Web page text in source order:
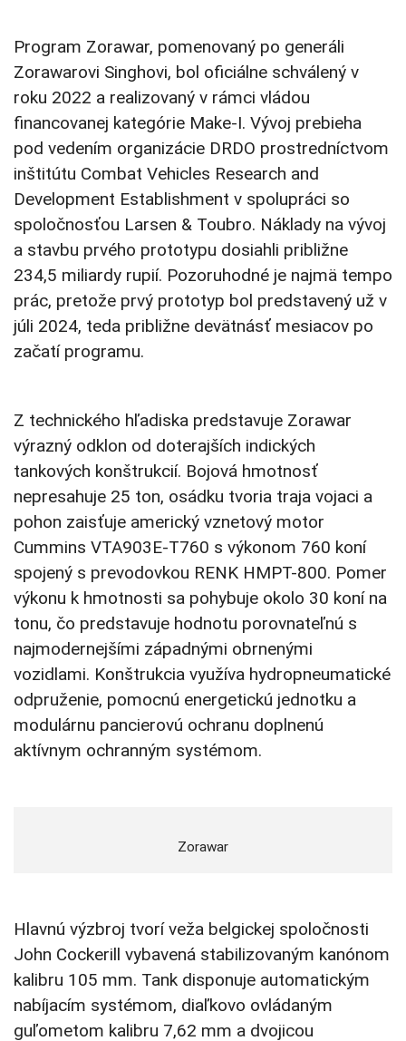
Program Zorawar, pomenovaný po generáli
Zorawarovi Singhovi, bol oficiálne schválený v
roku 2022 a realizovaný v rámci vládou
financovanej kategórie Make-I. Vývoj prebieha
pod vedením organizácie DRDO prostredníctvom
inštitútu Combat Vehicles Research and
Development Establishment v spolupráci so
spoločnosťou Larsen & Toubro. Náklady na vývoj
a stavbu prvého prototypu dosiahli približne
234,5 miliardy rupií. Pozoruhodné je najmä tempo
prác, pretože prvý prototyp bol predstavený už v
júli 2024, teda približne devätnásť mesiacov po
začatí programu.
Z technického hľadiska predstavuje Zorawar
výrazný odklon od doterajších indických
tankových konštrukcií. Bojová hmotnosť
nepresahuje 25 ton, osádku tvoria traja vojaci a
pohon zaisťuje americký vznetový motor
Cummins VTA903E-T760 s výkonom 760 koní
spojený s prevodovkou RENK HMPT-800. Pomer
výkonu k hmotnosti sa pohybuje okolo 30 koní na
tonu, čo predstavuje hodnotu porovnateľnú s
najmodernejšími západnými obrnenými
vozidlami. Konštrukcia využíva hydropneumatické
odpruženie, pomocnú energetickú jednotku a
modulárnu pancierovú ochranu doplnenú
aktívnym ochranným systémom.
Zorawar
Hlavnú výzbroj tvorí veža belgickej spoločnosti
John Cockerill vybavená stabilizovaným kanónom
kalibru 105 mm. Tank disponuje automatickým
nabíjacím systémom, diaľkovo ovládaným
guľometom kalibru 7,62 mm a dvojicou